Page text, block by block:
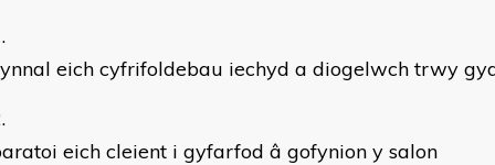
eich cyfrifoldebau iechyd a diogelwch trwy
eich cleient i gyfarfod â gofynion y salon